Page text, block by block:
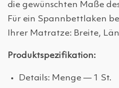
die gewünschten Maße
Für ein Spannbettlaken
Ihrer Matratze: Breite,
Produktspezifikation:
Details: Menge — 1 St.